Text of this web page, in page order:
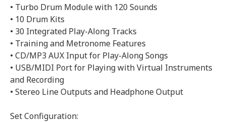
• Turbo Drum Module with 120 Sounds
• 10 Drum Kits
• 30 Integrated Play-Along Tracks
• Training and Metronome Features
• CD/MP3 AUX Input for Play-Along Songs
• USB/MIDI Port for Playing with Virtual Instruments
and Recording
• Stereo Line Outputs and Headphone Output
Set Configuration: